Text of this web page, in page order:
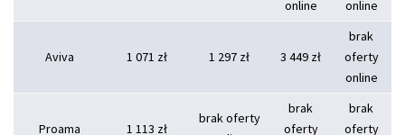
online
online
Aviva 1 071 zł 1 297 zł 3 449 zł
brak
oferty
online
Proama 1 113 zł
brak oferty
brak
oferty
brak
oferty